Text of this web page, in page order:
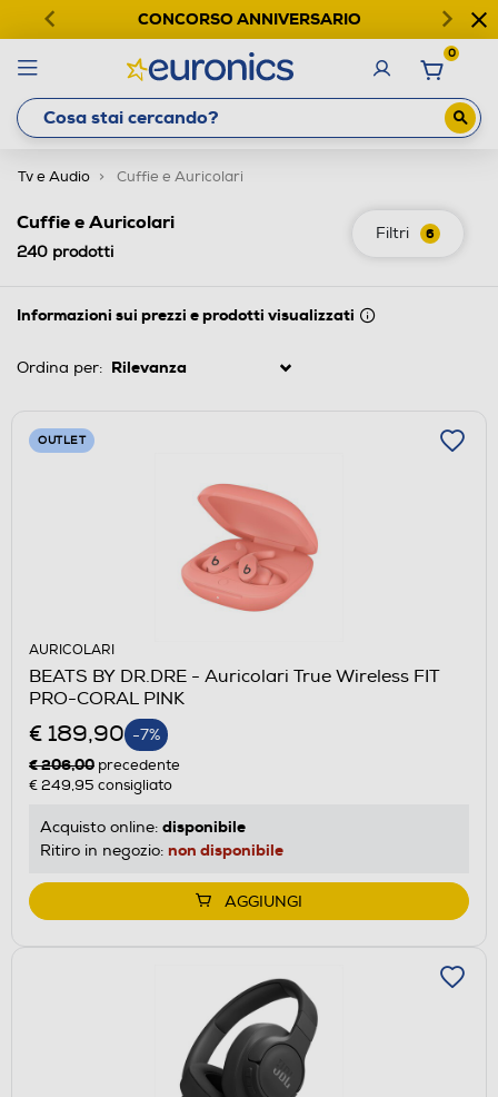
CONCORSO ANNIVERSARIO
0
Tv e Audio Cuffie e Auricolari
Filtri 6
Cuffie e Auricolari
240 prodotti
Informazioni sui prezzi e prodotti visualizzati
Ordina per:
OUTLET
AURICOLARI
BEATS BY DR.DRE - Auricolari True Wireless FIT
PRO-CORAL PINK
€ 189,90 -7%
€ 206,00 precedente
€ 249,95 consigliato
Acquisto online: disponibile
Ritiro in negozio: non disponibile
AGGIUNGI